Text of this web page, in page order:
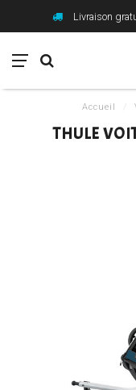
Livraison
Accueil
THULE